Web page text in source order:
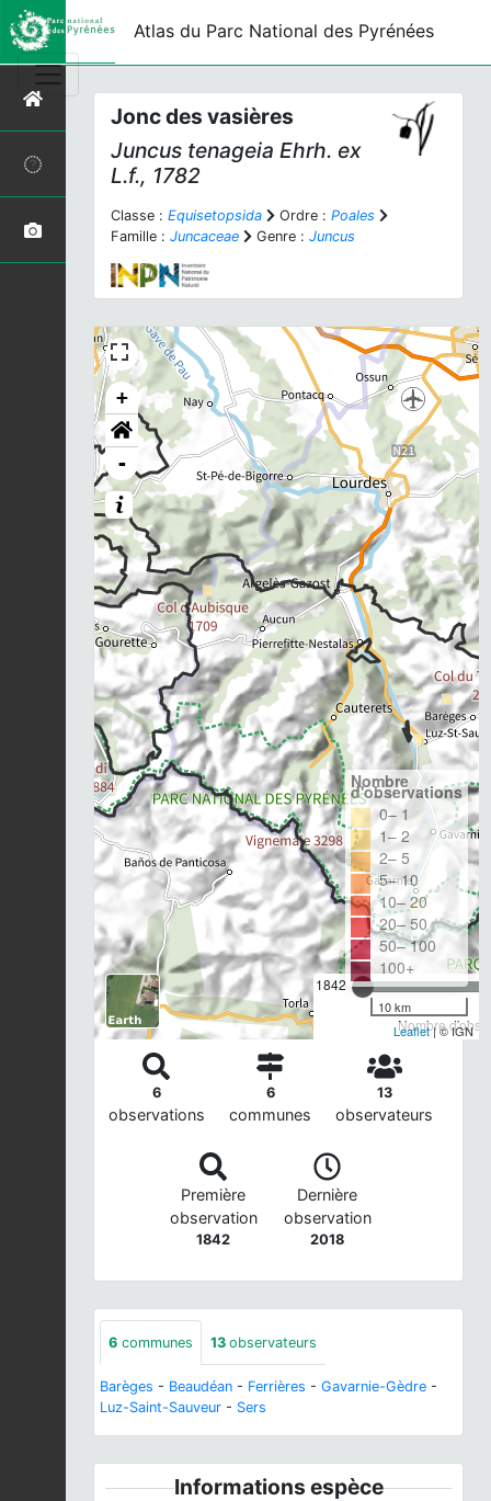
Atlas du Parc National des Pyrénées
Jonc des vasières
Juncus tenageia Ehrh. ex
L.f., 1782
Classe : Equisetopsida Ordre : Poales
Famille : Juncaceae Genre : Juncus
+
-
1842
Nombre
Nombre
d'observations
0– 1
1– 2
2– 5
5– 10
10– 20
20– 50
50– 100
100+
10 km
Leaflet| © IGN
6
observations
6
communes
13
observateurs
Première
observation
1842
Dernière
observation
2018
6 communes 13 observateurs
Barèges - Beaudéan - Ferrières - Gavarnie-Gèdre -
Luz-Saint-Sauveur - Sers
Informations espèce